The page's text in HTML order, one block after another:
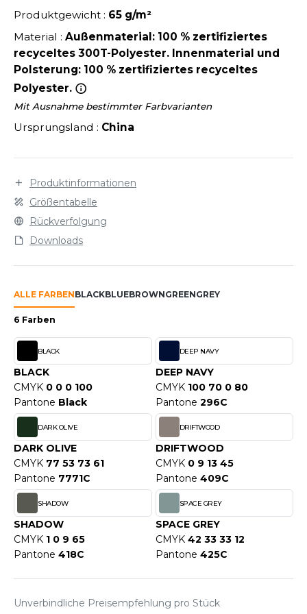
LABEL / TEAR AWAY
HIVIZ
UND JACKEN
OF THE LOOM
OF THE LOOM VINTAGE
- BLANKS
COOL
HOODS
T'S
SERIE
Produktgewicht : 65 g/m²
Material : Außenmaterial: 100 % zertifiziertes
recyceltes 300T-Polyester. Innenmaterial und
Polsterung: 100 % zertifiziertes recyceltes
Polyester.
Mit Ausnahme bestimmter Farbvarianten
Ursprungsland : China
Produktinformationen
Größentabelle
Rückverfolgung
Downloads
ALLE FARBENBLACKBLUEBROWNGREENGREY
6 Farben
BLACK
BLACK
CMYK 0 0 0 100
Pantone Black
DEEP NAVY
DEEP NAVY
CMYK 100 70 0 80
Pantone 296C
DARK OLIVE
DARK OLIVE
CMYK 77 53 73 61
Pantone 7771C
DRIFTWOOD
DRIFTWOOD
CMYK 0 9 13 45
Pantone 409C
SHADOW
SHADOW
CMYK 1 0 9 65
Pantone 418C
SPACE GREY
SPACE GREY
CMYK 42 33 33 12
Pantone 425C
Unverbindliche Preisempfehlung pro Stück